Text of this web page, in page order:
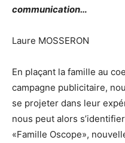
communication…
Laure MOSSERON
En plaçant la famille au
campagne publicitaire,
se projeter dans leur
nous peut alors
«Famille Oscope»,